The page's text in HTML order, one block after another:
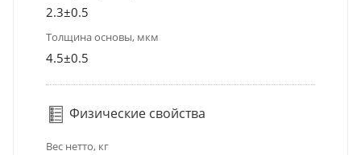
2.3±0.5
Толщина основы, мкм
4.5±0.5
Физические свойства
Вес нетто, кг